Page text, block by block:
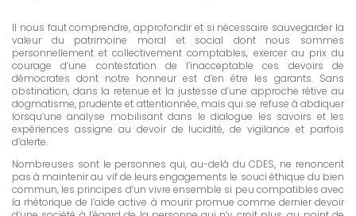
Il nous faut comprendre, approfondir et si nécessaire sauvegarder la
valeur du patrimoine moral et social dont nous sommes
personnellement et collectivement comptables, exercer au prix du
courage d’une contestation de l’inacceptable ces devoirs de
démocrates dont notre honneur est d’en être les garants. Sans
obstination, dans la retenue et la justesse d’une approche rétive au
dogmatisme, prudente et attentionnée, mais qui se refuse à abdiquer
lorsqu’une analyse mobilisant dans le dialogue les savoirs et les
expériences assigne au devoir de lucidité, de vigilance et parfois
d’alerte.
Nombreuses sont le personnes qui, au-delà du CDES, ne renoncent
pas à maintenir au vif de leurs engagements le souci éthique du bien
commun, les principes d’un vivre ensemble si peu compatibles avec
la rhétorique de l’aide active à mourir promue comme dernier devoir